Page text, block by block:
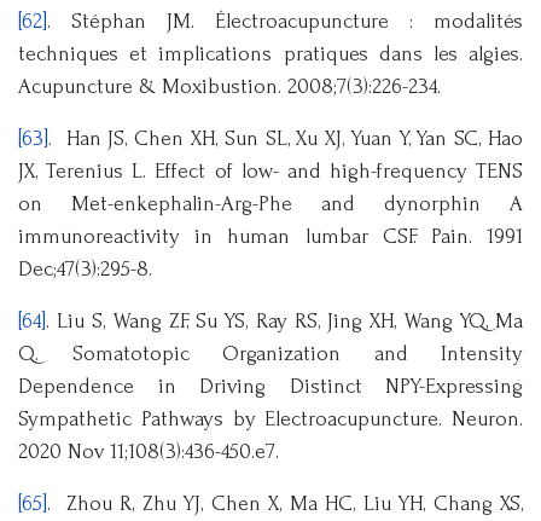
[62] . Stéphan JM. Électroacupuncture : modalités
techniques et implications pratiques dans les algies.
Acupuncture & Moxibustion. 2008;7(3):226-234.
[63] . Han JS, Chen XH, Sun SL, Xu XJ, Yuan Y, Yan SC, Hao
JX, Terenius L. Effect of low- and high-frequency TENS
on Met-enkephalin-Arg-Phe and dynorphin A
immunoreactivity in human lumbar CSF. Pain. 1991
Dec;47(3):295-8.
[64] . Liu S, Wang ZF, Su YS, Ray RS, Jing XH, Wang YQ, Ma
Q. Somatotopic Organization and Intensity
Dependence in Driving Distinct NPY-Expressing
Sympathetic Pathways by Electroacupuncture. Neuron.
2020 Nov 11;108(3):436-450.e7.
[65] . Zhou R, Zhu YJ, Chen X, Ma HC, Liu YH, Chang XS,